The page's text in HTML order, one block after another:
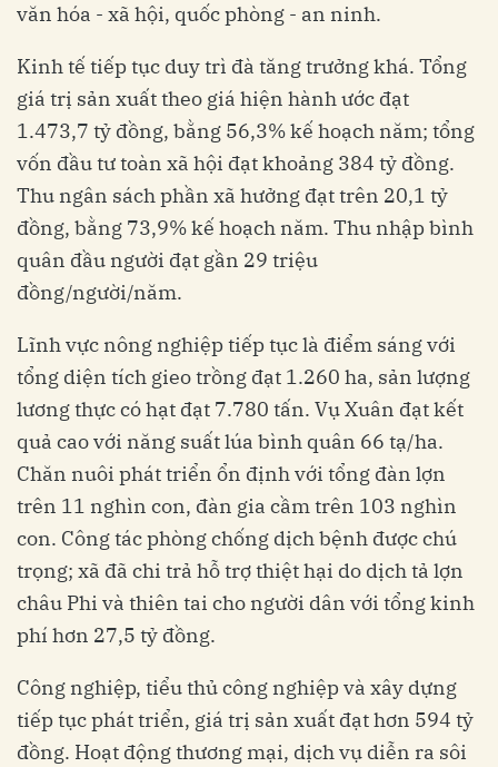
văn hóa - xã hội, quốc phòng - an ninh.
Kinh tế tiếp tục duy trì đà tăng trưởng khá. Tổng
giá trị sản xuất theo giá hiện hành ước đạt
1.473,7 tỷ đồng, bằng 56,3% kế hoạch năm; tổng
vốn đầu tư toàn xã hội đạt khoảng 384 tỷ đồng.
Thu ngân sách phần xã hưởng đạt trên 20,1 tỷ
đồng, bằng 73,9% kế hoạch năm. Thu nhập bình
quân đầu người đạt gần 29 triệu
đồng/người/năm.
Lĩnh vực nông nghiệp tiếp tục là điểm sáng với
tổng diện tích gieo trồng đạt 1.260 ha, sản lượng
lương thực có hạt đạt 7.780 tấn. Vụ Xuân đạt kết
quả cao với năng suất lúa bình quân 66 tạ/ha.
Chăn nuôi phát triển ổn định với tổng đàn lợn
trên 11 nghìn con, đàn gia cầm trên 103 nghìn
con. Công tác phòng chống dịch bệnh được chú
trọng; xã đã chi trả hỗ trợ thiệt hại do dịch tả lợn
châu Phi và thiên tai cho người dân với tổng kinh
phí hơn 27,5 tỷ đồng.
Công nghiệp, tiểu thủ công nghiệp và xây dựng
tiếp tục phát triển, giá trị sản xuất đạt hơn 594 tỷ
đồng. Hoạt động thương mại, dịch vụ diễn ra sôi